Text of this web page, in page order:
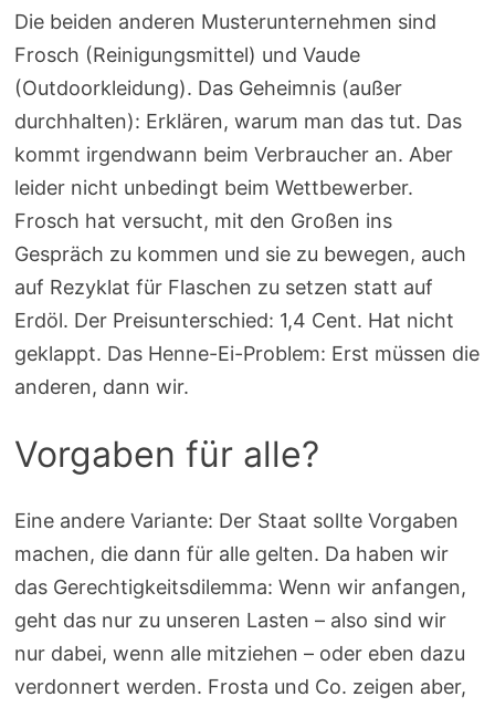
Die beiden anderen Musterunternehmen sind
Frosch (Reinigungsmittel) und Vaude
(Outdoorkleidung). Das Geheimnis (außer
durchhalten): Erklären, warum man das tut. Das
kommt irgendwann beim Verbraucher an. Aber
leider nicht unbedingt beim Wettbewerber.
Frosch hat versucht, mit den Großen ins
Gespräch zu kommen und sie zu bewegen, auch
auf Rezyklat für Flaschen zu setzen statt auf
Erdöl. Der Preisunterschied: 1,4 Cent. Hat nicht
geklappt. Das Henne-Ei-Problem: Erst müssen die
anderen, dann wir.
Vorgaben für alle?
Eine andere Variante: Der Staat sollte Vorgaben
machen, die dann für alle gelten. Da haben wir
das Gerechtigkeitsdilemma: Wenn wir anfangen,
geht das nur zu unseren Lasten – also sind wir
nur dabei, wenn alle mitziehen – oder eben dazu
verdonnert werden. Frosta und Co. zeigen aber,